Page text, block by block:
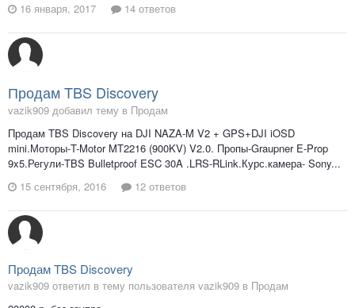
16 января, 2017
14 ответов
Продам TBS Discovery
vazik909 добавил тему в Продам
Продам TBS Discovery на DJI NAZA-M V2 + GPS+DJI iOSD
mini.Моторы-T-Motor MT2216 (900KV) V2.0. Пропы-Graupner E-Prop
9x5.Регули-TBS Bulletproof ESC 30A .LRS-RLink.Курс.камера- Sony...
15 сентября, 2016
12 ответов
Продам TBS Discovery
vazik909 ответил в тему пользователя vazik909 в Продам